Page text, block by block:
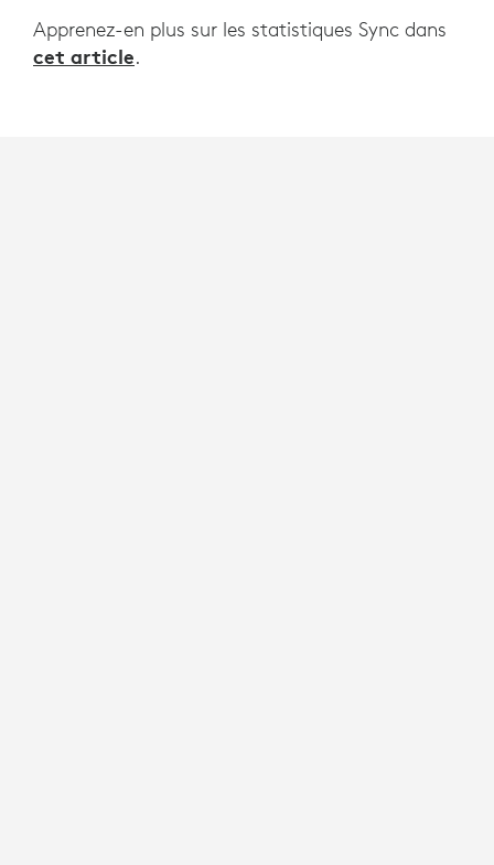
Apprenez-en plus sur les statistiques Sync dans
cet article.